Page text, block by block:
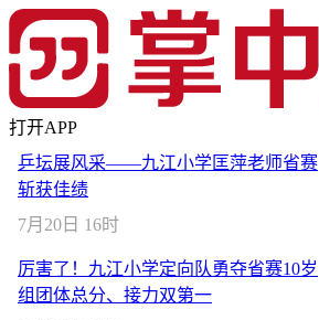
打开APP
乒坛展风采——九江小学匡萍老师省赛
斩获佳绩
7月20日 16时
厉害了！九江小学定向队勇夺省赛10岁
组团体总分、接力双第一